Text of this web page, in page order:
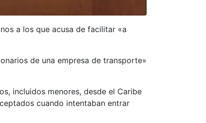
a los que acusa de facilitar «a
de una empresa de transporte»
incluidos menores, desde el Caribe
cuando intentaban entrar